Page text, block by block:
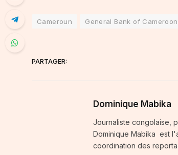
Cameroun General Bank of Cameroon
PARTAGER:
Dominique Mabika
Journaliste congolaise,
Dominique Mabika est
coordination des